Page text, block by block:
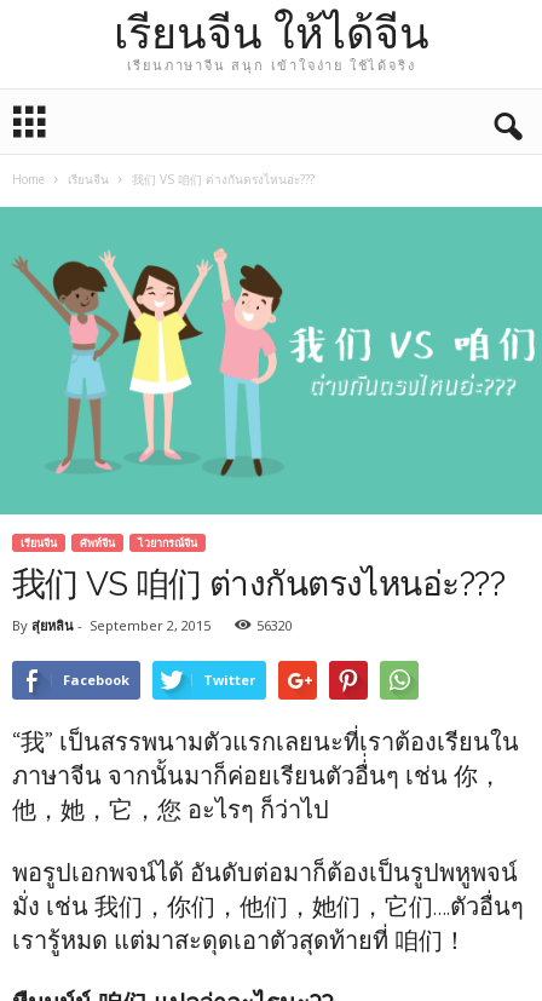
เรียนจีน ให้ได้จีน
เรียนภาษาจีน สนุก เข้าใจง่าย ใช้ได้จริง
Home เรียนจีน 我们 VS 咱们 ต่างกันตรงไหนอ่ะ???
เรียนจีน ศัพท์จีน ไวยากรณ์จีน
我们 VS 咱们 ต่างกันตรงไหนอ่ะ???
By สุ่ยหลิน - September 2, 2015 56320
Facebook Twitter
“我” เป็นสรรพนามตัวแรกเลยนะที่เราต้องเรียนใน
ภาษาจีน จากนั้นมาก็ค่อยเรียนตัวอื่่นๆ เช่น 你，
他，她，它，您 อะไรๆ ก็ว่าไป
พอรูปเอกพจน์ได้ อันดับต่อมาก็ต้องเป็นรูปพหูพจน์
มั่ง เช่น 我们，你们，他们，她们，它们….ตัวอื่นๆ
เรารู้หมด แต่มาสะดุดเอาตัวสุดท้ายที่ 咱们！